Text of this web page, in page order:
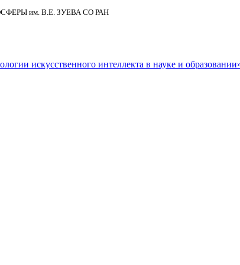
им. В.Е. ЗУЕВА СО РАН
искусственного интеллекта в науке и